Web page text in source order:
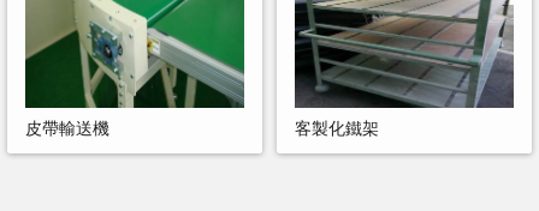
皮帶輸送機 客製化鐵架